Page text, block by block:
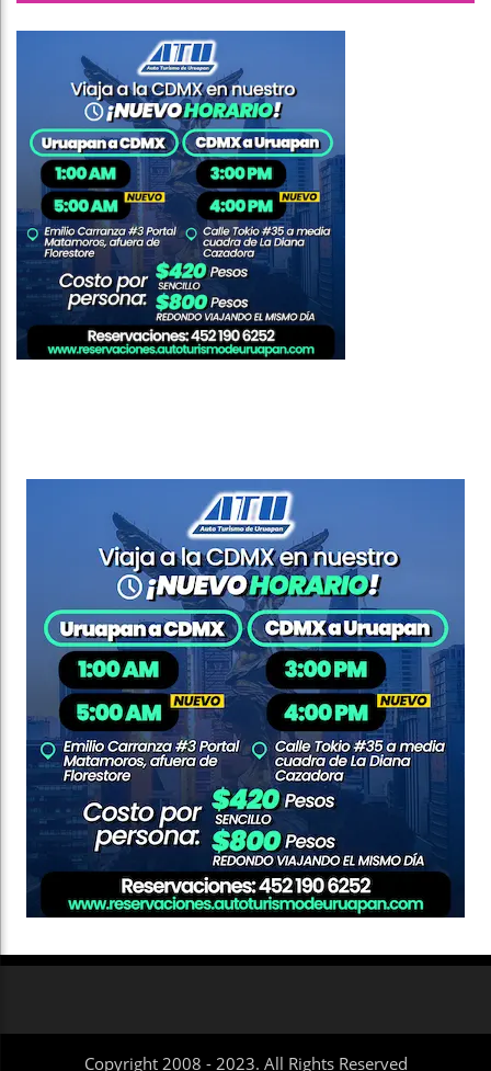
Copyright 2008 - 2023. All Rights Reserved